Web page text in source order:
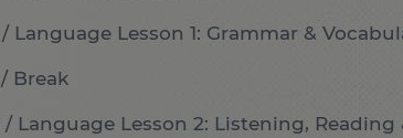
/ Language Lesson 1: Grammar &
/ Break
/ Language Lesson 2: Listening, Reading